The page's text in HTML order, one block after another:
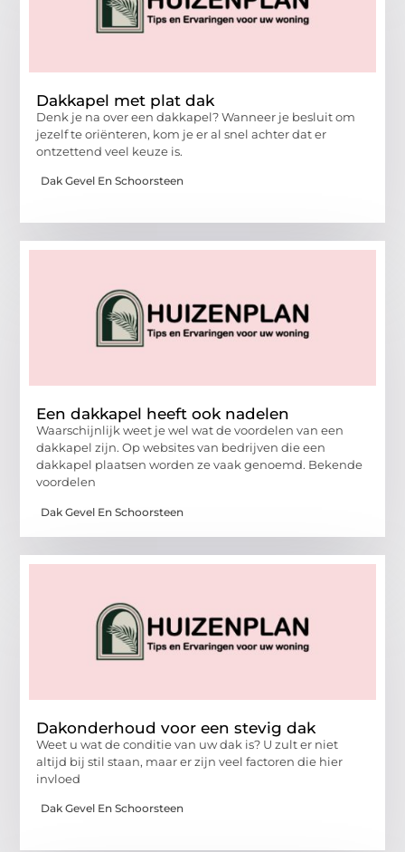
Dakkapel met plat dak
Denk je na over een dakkapel? Wanneer je besluit om
jezelf te oriënteren, kom je er al snel achter dat er
ontzettend veel keuze is.
Dak Gevel En Schoorsteen
Een dakkapel heeft ook nadelen
Waarschijnlijk weet je wel wat de voordelen van een
dakkapel zijn. Op websites van bedrijven die een
dakkapel plaatsen worden ze vaak genoemd. Bekende
voordelen
Dak Gevel En Schoorsteen
Dakonderhoud voor een stevig dak
Weet u wat de conditie van uw dak is? U zult er niet
altijd bij stil staan, maar er zijn veel factoren die hier
invloed
Dak Gevel En Schoorsteen